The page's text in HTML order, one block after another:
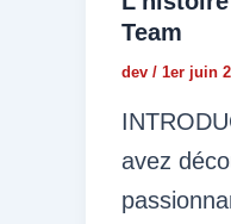
Team
dev / 1er juin
avez